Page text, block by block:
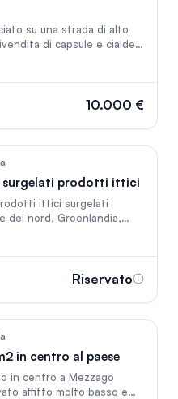
su una strada di alto
di capsule e cialde
nel locale da
è di circa 50 mq
serranda elettrica,
10.000 €
surgelati prodotti ittici
ittici surgelati
del nord, Groenlandia,
Riservato
in centro al paese
in centro a Mezzago
e